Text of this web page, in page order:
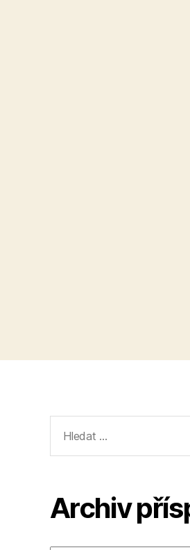
vyhledávání:
Archiv